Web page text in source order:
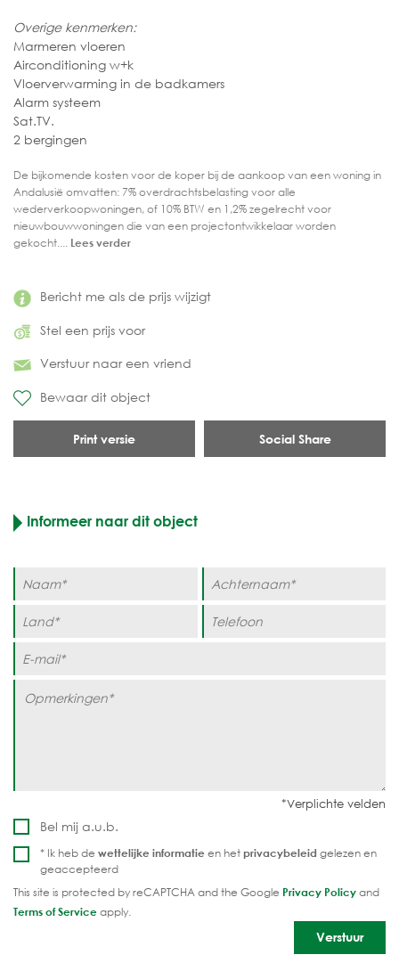
Bericht me als de prijs wijzigt
Stel een prijs voor
Verstuur naar een vriend
Bewaar dit object
Print versie Social Share
Overige kenmerken:
Marmeren vloeren
Airconditioning w+k
Vloerverwarming in de badkamers
Alarm systeem
Sat.TV.
2 bergingen
De bijkomende kosten voor de koper bij de aankoop van een woning in
Andalusië omvatten: 7% overdrachtsbelasting voor alle
wederverkoopwoningen, of 10% BTW en 1,2% zegelrecht voor
nieuwbouwwoningen die van een projectontwikkelaar worden
gekocht.... Lees verder
Informeer naar dit object
Bel mij a.u.b.
* Ik heb de wettelijke informatie en hetprivacybeleid gelezen en
geaccepteerd
This site is protected by reCAPTCHA and the Google Privacy Policyand
Terms of Serviceapply.